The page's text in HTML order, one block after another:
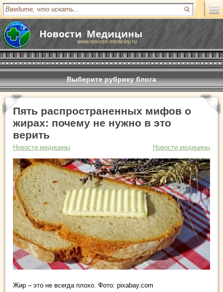
www.novosti-mediciny.ru
Выберите рубрику блога
Пять распространенных мифов о
жирах: почему не нужно в это
верить
Новости медицины Новости медицины
Жир – это не всегда плохо. Фото: pixabay.com